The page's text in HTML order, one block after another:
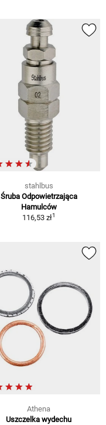
stahlbus
Śruba Odpowietrzająca
Hamulców
116,53 zł1
Athena
Uszczelka wydechu